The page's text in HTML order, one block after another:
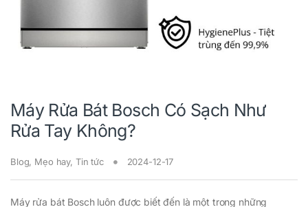
Máy Rửa Bát Bosch Có Sạch Như
Rửa Tay Không?
Blog, Mẹo hay, Tin tức 2024-12-17
Máy rửa bát Bosch luôn được biết đến là một trong những